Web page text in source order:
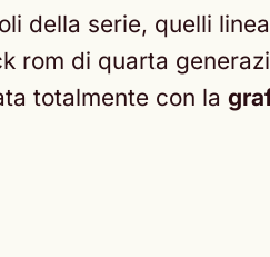
della serie, quelli
rom di quarta
totalmente con la